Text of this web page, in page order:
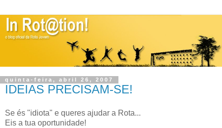
quinta-feira, abril 26, 2007
IDEIAS PRECISAM-SE!
Se és "idiota" e queres ajudar a Rota...
Eis a tua oportunidade!